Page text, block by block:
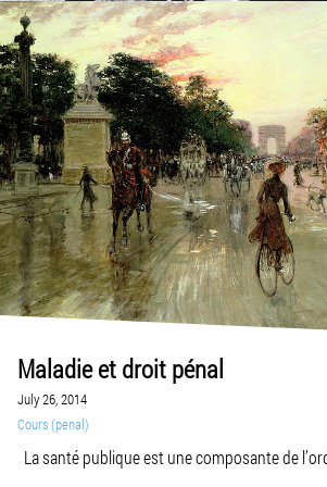
Maladie et droit pénal
July 26, 2014
Cours (penal)
La santé publique est une composante de